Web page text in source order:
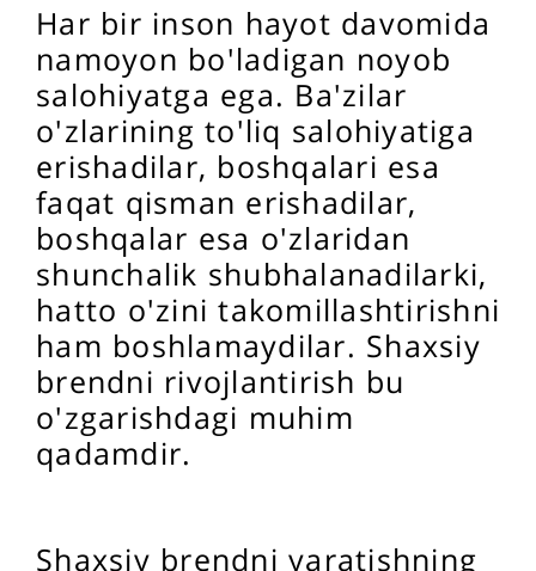
Har bir inson hayot davomida
namoyon bo'ladigan noyob
salohiyatga ega. Ba'zilar
o'zlarining to'liq salohiyatiga
erishadilar, boshqalari esa
faqat qisman erishadilar,
boshqalar esa o'zlaridan
shunchalik shubhalanadilarki,
hatto o'zini takomillashtirishni
ham boshlamaydilar. Shaxsiy
brendni rivojlantirish bu
o'zgarishdagi muhim
qadamdir.
Shaxsiy brendni yaratishning